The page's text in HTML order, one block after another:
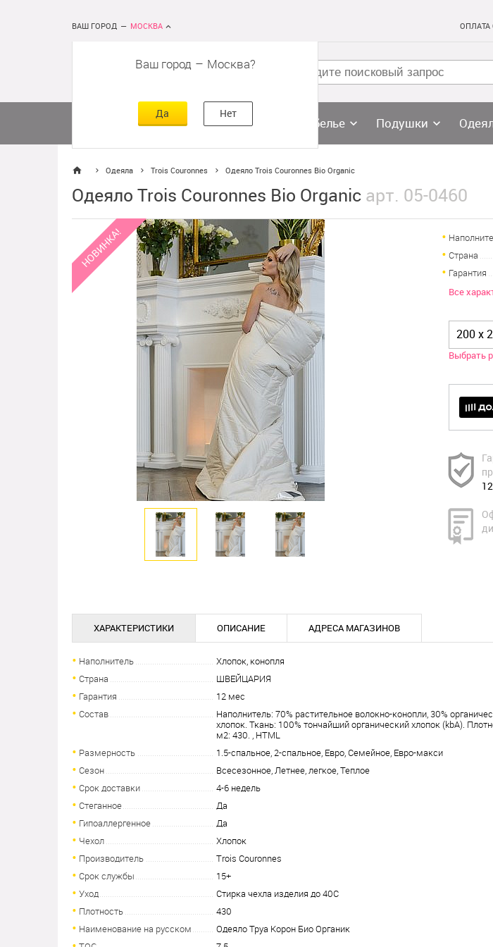
ВАШ ГОРОД — МОСКВА
Ваш город – Москва
Да Нет
ОПЛАТА
Кровати Постельное белье Подушки
Одеяла Trois Couronnes Одеяло Trois Couronnes Bio Organic
Одеяло Trois Couronnes Bio Organic арт. 05-0460
НОВИНКА!
Страна
Гарантия
Все
200 x
Выбрать
ХАРАКТЕРИСТИКИ ОПИСАНИЕ АДРЕСА МАГАЗИНОВ
Наполнитель
Хлопок, конопля
Страна
ШВЕЙЦАРИЯ
Гарантия
12 мес
Состав
Наполнитель: 70% растительное волокно-конопли, 30%
хлопок. Ткань: 100% тончайший органический хлопок (kbA).
м2: 430. , HTML
Размерность
1.5-спальное, 2-спальное, Евро, Семейное, Евро-макси
Сезон
Всесезонное, Летнее, легкое, Теплое
Срок доставки
4-6 недель
Стеганное
Да
Гипоаллергенное
Да
Чехол
Хлопок
Производитель
Trois Couronnes
Срок службы
15+
Уход
Стирка чехла изделия до 40С
Плотность
430
Наименование на русском
Одеяло Труа Корон Био Органик